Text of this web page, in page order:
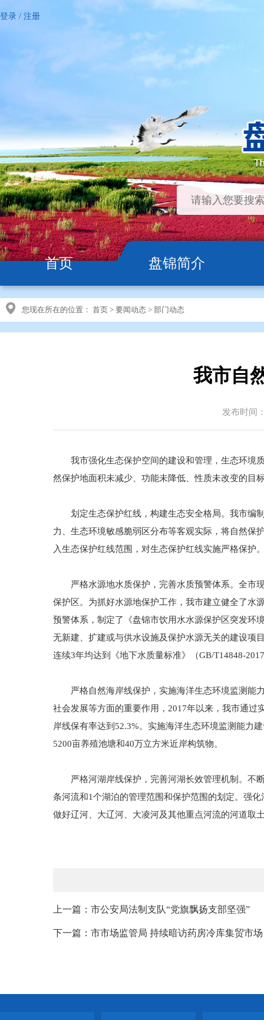
登录 / 注册
首页 盘锦简介
您现在所在的位置： 首页 > 要闻动态 > 部门动态
我市自
发布时间
我市强化生态保护空间的建设和管理，生态环境质
然保护地面积未减少、功能未降低、性质未改变的目
划定生态保护红线，构建生态安全格局。我市编制
力、生态环境敏感脆弱区分布等客观实际，将自然保
入生态保护红线范围，对生态保护红线实施严格保护
严格水源地水质保护，完善水质预警体系。全市现
保护区。为抓好水源地保护工作，我市建立健全了水
预警体系，制定了《盘锦市饮用水水源保护区突发环
无新建、扩建或与供水设施及保护水源无关的建设项
连续3年均达到《地下水质量标准》（GB/T14848-
严格自然海岸线保护，实施海洋生态环境监测能力
社会发展等方面的重要作用，2017年以来，我市通过
岸线保有率达到52.3%。实施海洋生态环境监测能力
5200亩养殖池塘和40万立方米近岸构筑物。
严格河湖岸线保护，完善河湖长效管理机制。不断
条河流和1个湖泊的管理范围和保护范围的划定。强
做好辽河、大辽河、大凌河及其他重点河流的河道取
上一篇：市公安局法制支队“党旗飘扬支部坚强”
下一篇：市市场监管局 持续暗访药房冷库集贸市场